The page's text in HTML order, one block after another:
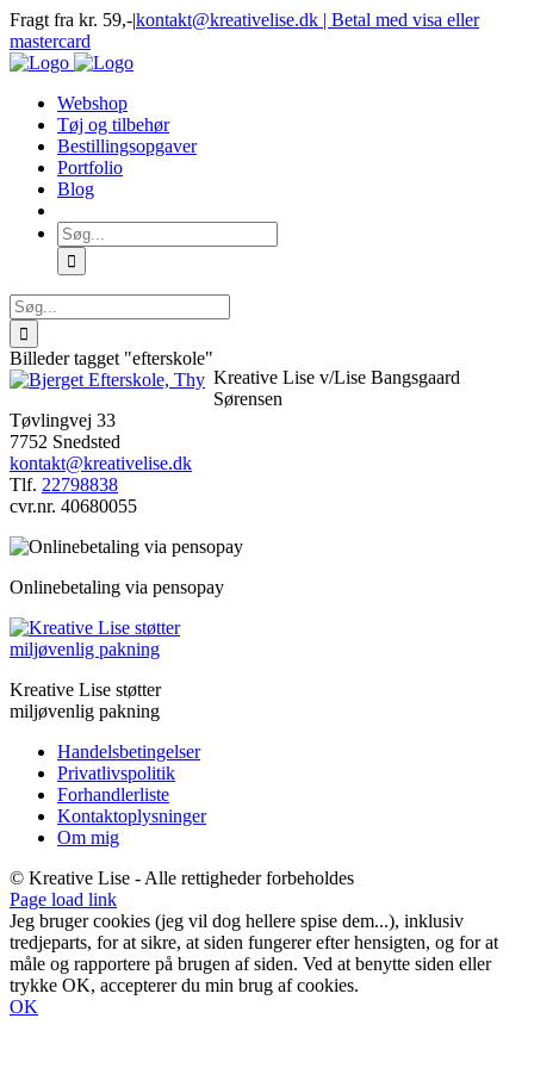
Skip
to
content
Fragt fra kr. 59,-|kontakt@kreativelise.dk | Betal med visa eller
mastercard
Facebook
Instagram
Webshop
Tøj og tilbehør
Bestillingsopgaver
Portfolio
Blog
Søg
efter:
Søg
efter:
Billeder tagget "efterskole"
Kreative Lise v/Lise Bangsgaard
Sørensen
Tøvlingvej 33
7752 Snedsted
kontakt@kreativelise.dk
Tlf. 22798838
cvr.nr. 40680055
Onlinebetaling via pensopay
Kreative Lise støtter
miljøvenlig pakning
Handelsbetingelser
Privatlivspolitik
Forhandlerliste
Kontaktoplysninger
Om mig
© Kreative Lise - Alle rettigheder forbeholdes
Facebook
Instagram
Page load link
Jeg bruger cookies (jeg vil dog hellere spise dem...), inklusiv
tredjeparts, for at sikre, at siden fungerer efter hensigten, og for at
måle og rapportere på brugen af siden. Ved at benytte siden eller
trykke OK, accepterer du min brug af cookies.
OK